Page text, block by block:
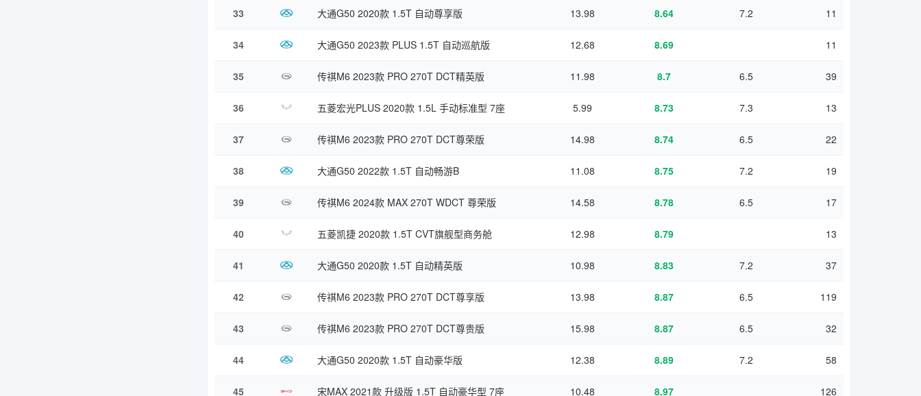
33 大通G50 2020款 1.5T 自动尊享版 13.98 8.64 7.2 11
34 大通G50 2023款 PLUS 1.5T 自动巡航版 12.68 8.69 11
35 传祺M6 2023款 PRO 270T DCT精英版 11.98 8.7 6.5 39
36 五菱宏光PLUS 2020款 1.5L 手动标准型 7座 5.99 8.73 7.3 13
37 传祺M6 2023款 PRO 270T DCT尊荣版 14.98 8.74 6.5 22
38 大通G50 2022款 1.5T 自动畅游B 11.08 8.75 7.2 19
39 传祺M6 2024款 MAX 270T WDCT 尊荣版 14.58 8.78 6.5 17
40 五菱凯捷 2020款 1.5T CVT旗舰型商务舱 12.98 8.79 13
41 大通G50 2020款 1.5T 自动精英版 10.98 8.83 7.2 37
42 传祺M6 2023款 PRO 270T DCT尊享版 13.98 8.87 6.5 119
43 传祺M6 2023款 PRO 270T DCT尊贵版 15.98 8.87 6.5 32
44 大通G50 2020款 1.5T 自动豪华版 12.38 8.89 7.2 58
45 宋MAX 2021款 升级版 1.5T 自动豪华型 7座 10.48 8.97 126